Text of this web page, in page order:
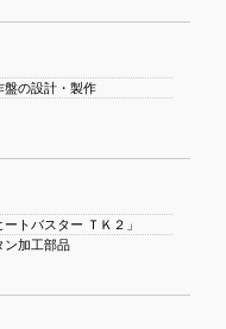
盤の設計・製作
トバスター ＴＫ２」
加工部品